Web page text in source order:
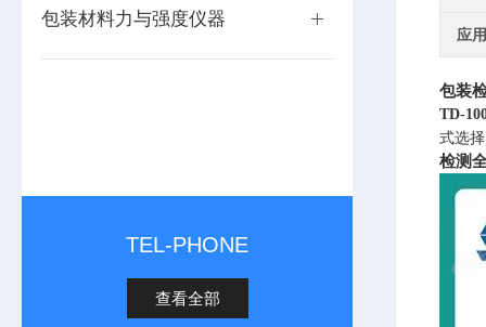
包装材料力与强度仪器
TEL-PHONE
查看全部
应
包装
TD-
式选
检测